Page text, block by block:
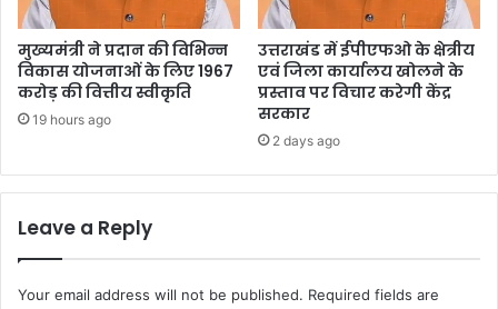
मुख्यमंत्री ने प्रदान की विभिन्न
विकास योजनाओं के लिए 1967
करोड़ की वित्तीय स्वीकृति
19 hours ago
उत्तराखंड में ईपीएफओ के क्षेत्रीय
एवं जिला कार्यालय खोलने के
प्रस्ताव पर विचार करेगी केंद्र
सरकार
2 days ago
Leave a Reply
Your email address will not be published. Required fields are